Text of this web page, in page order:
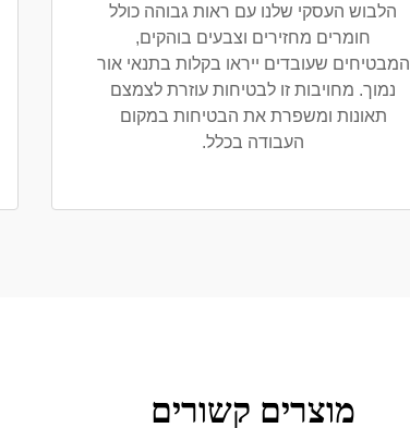
הלבוש העסקי שלנו עם ראות גבוהה כולל
חומרים מחזירים וצבעים בוהקים,
המבטיחים שעובדים ייראו בקלות בתנאי אור
נמוך. מחויבות זו לבטיחות עוזרת לצמצם
תאונות ומשפרת את הבטיחות במקום
העבודה בכלל.
מוצרים קשורים